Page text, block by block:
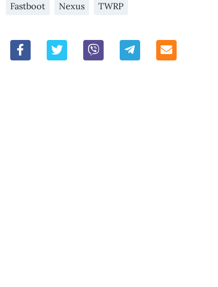
Fastboot
Nexus TWRP